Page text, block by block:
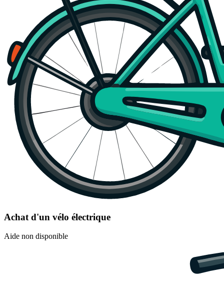
Achat d'un vélo électrique
Aide non disponible